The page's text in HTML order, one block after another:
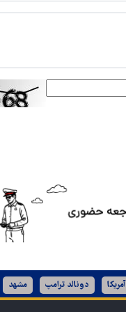
آمریکا دونالد ترامپ مشهد